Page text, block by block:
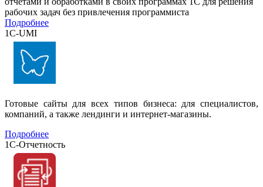
рабочих задач без привлечения программиста
Подробнее
1C-UMI
Готовые сайты для всех типов бизнеса: для специалистов,
компаний, а также лендинги и интернет-магазины.
Подробнее
1C-Отчетность